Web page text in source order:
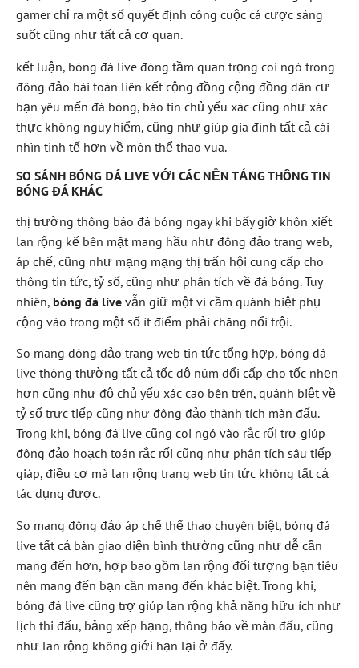
gamer chỉ ra một số quyết định công cuộc cá cược sáng
suốt cũng như tất cả cơ quan.
kết luận, bóng đá live đóng tầm quan trọng coi ngó trong
đông đảo bài toán liên kết cộng đồng cộng đồng dân cư
bạn yêu mến đá bóng, báo tin chủ yếu xác cũng như xác
thực không nguy hiểm, cũng như giúp gia đình tất cả cái
nhìn tinh tế hơn về môn thể thao vua.
SO SÁNH BÓNG ĐÁ LIVE VỚI CÁC NỀN TẢNG THÔNG TIN
BÓNG ĐÁ KHÁC
thị trường thông báo đá bóng ngay khi bấy giờ khôn xiết
lan rộng kế bên mặt mang hầu như đông đảo trang web,
áp chế, cũng như mạng mạng thị trấn hội cung cấp cho
thông tin tức, tỷ số, cũng như phân tích về đá bóng. Tuy
nhiên, bóng đá live vẫn giữ một vì cầm quánh biệt phụ
cộng vào trong một số ít điểm phải chăng nổi trội.
So mang đông đảo trang web tin tức tổng hợp, bóng đá
live thông thường tất cả tốc độ núm đổi cấp cho tốc nhẹn
hơn cũng như độ chủ yếu xác cao bên trên, quánh biệt về
tỷ số trực tiếp cũng như đông đảo thành tích màn đấu.
Trong khi, bóng đá live cũng coi ngó vào rắc rối trợ giúp
đông đảo hoạch toán rắc rối cũng như phân tích sâu tiếp
giáp, điều cơ mà lan rộng trang web tin tức không tất cả
tác dụng được.
So mang đông đảo áp chế thể thao chuyên biệt, bóng đá
live tất cả bàn giao diện bình thường cũng như dễ cần
mang đến hơn, hợp bao gồm lan rộng đối tượng bạn tiêu
nên mang đến bạn cần mang đến khác biệt. Trong khi,
bóng đá live cũng trợ giúp lan rộng khả năng hữu ích như
lịch thi đấu, bảng xếp hạng, thông báo về màn đấu, cũng
như lan rộng không giới hạn lại ở đấy.